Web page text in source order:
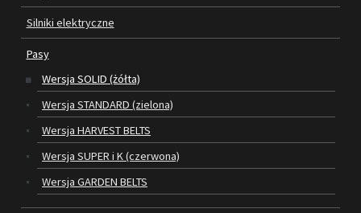
AKCESORIA I CZĘŚCI ZAMIENNE
WAŁY
SILNIKI ELEKTRYCZNE
PIŁY TARCZOWE
OUTLET
Silniki elektryczne
Pasy
Wersja SOLID (żółta)
Wersja STANDARD (zielona)
Wersja HARVEST BELTS
Wersja SUPER i K (czerwona)
Wersja GARDEN BELTS